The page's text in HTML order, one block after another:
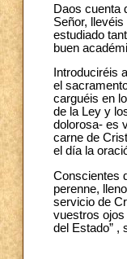
Daos cuenta
Señor,
estudiado
buen
Introduciréis
el
carguéis en
de la Ley y
dolorosa- es
carne de
el día la
Conscientes
perenne,
servicio de
vuestros ojos
del Estado” ,